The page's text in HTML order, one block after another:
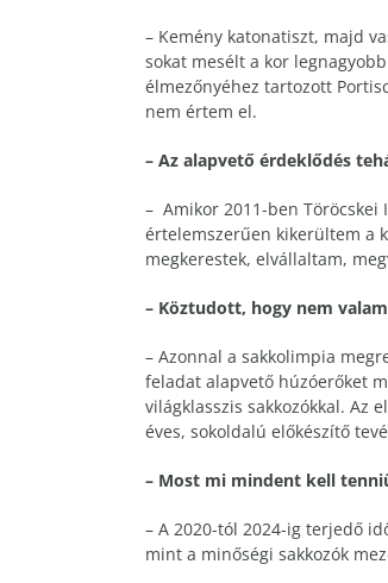
– Kemény katonatiszt, majd
sokat mesélt a kor
élmezőnyéhez tartozott
nem értem el.
– Az alapvető érdeklődés
– Amikor 2011-ben Töröcskei
értelemszerűen kikerültem a
megkerestek, elvállaltam,
– Köztudott, hogy nem
– Azonnal a sakkolimpia
feladat alapvető húzóerőket
világklasszis sakkozókkal. Az
éves, sokoldalú előkészítő
– Most mi mindent kell
– A 2020-tól 2024-ig terjedő
mint a minőségi sakkozók